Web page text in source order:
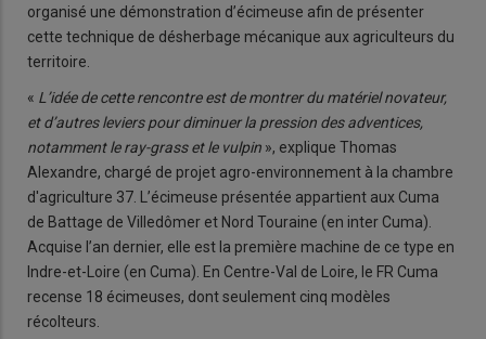
organisé une démonstration d’écimeuse afin de présenter
cette technique de désherbage mécanique aux agriculteurs du
territoire.
« L’idée de cette rencontre est de montrer du matériel novateur,
et d’autres leviers pour diminuer la pression des adventices,
notamment le ray-grass et le vulpin », explique Thomas
Alexandre, chargé de projet agro-environnement à la chambre
d'agriculture 37. L’écimeuse présentée appartient aux Cuma
de Battage de Villedômer et Nord Touraine (en inter Cuma).
Acquise l’an dernier, elle est la première machine de ce type en
Indre-et-Loire (en Cuma). En Centre-Val de Loire, le FR Cuma
recense 18 écimeuses, dont seulement cinq modèles
récolteurs.